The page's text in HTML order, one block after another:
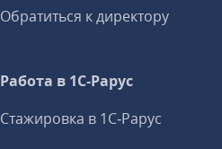
Обратиться к директору
Работа в 1С‑Рарус
Стажировка в 1С‑Рарус